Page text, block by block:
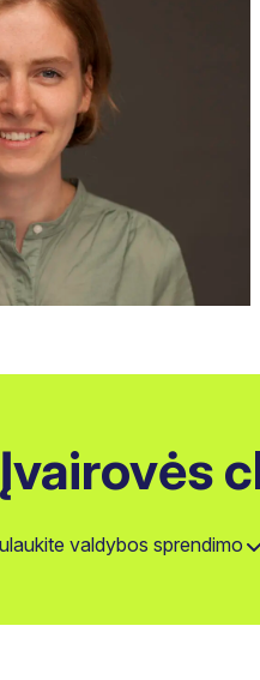
valdybos sprendimo